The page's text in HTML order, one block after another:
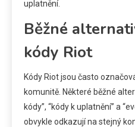
uplatnění.
Běžné
kódy Riot
Kódy Riot jsou často
komunitě. Některé běžné
kódy”, “kódy k uplatnění” a
obvykle odkazují na stejný